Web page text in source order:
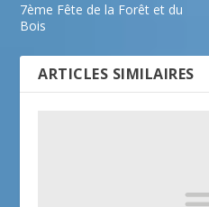
7ème Fête de la Forêt et du
Bois
ARTICLES SIMILAIRES